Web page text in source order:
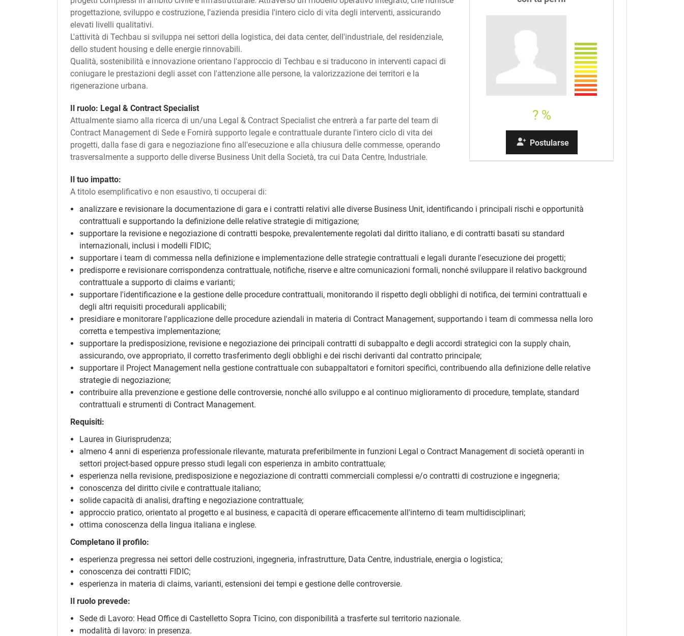
? %
Postularse
progettazione, sviluppo e costruzione, l'azienda presidia l'intero ciclo di vita degli interventi, assicurando
elevati livelli qualitativi.
L'attività di Techbau si sviluppa nei settori della logistica, dei data center, dell'industriale, del residenziale,
dello student housing e delle energie rinnovabili.
Qualità, sostenibilità e innovazione orientano l'approccio di Techbau e si traducono in interventi capaci di
coniugare le prestazioni degli asset con l'attenzione alle persone, la valorizzazione dei territori e la
rigenerazione urbana.
Il ruolo: Legal & Contract Specialist
Attualmente siamo alla ricerca di un/una Legal & Contract Specialist che entrerà a far parte del team di
Contract Management di Sede e Fornirà supporto legale e contrattuale durante l'intero ciclo di vita dei
progetti, dalla fase di gara e negoziazione fino all'esecuzione e alla chiusura delle commesse, operando
trasversalmente a supporto delle diverse Business Unit della Società, tra cui Data Centre, Industriale.
Il tuo impatto:
A titolo esemplificativo e non esaustivo, ti occuperai di:
analizzare e revisionare la documentazione di gara e i contratti relativi alle diverse Business Unit, identificando i principali rischi e opportunità
contrattuali e supportando la definizione delle relative strategie di mitigazione;
supportare la revisione e negoziazione di contratti bespoke, prevalentemente regolati dal diritto italiano, e di contratti basati su standard
internazionali, inclusi i modelli FIDIC;
supportare i team di commessa nella definizione e implementazione delle strategie contrattuali e legali durante l'esecuzione dei progetti;
predisporre e revisionare corrispondenza contrattuale, notifiche, riserve e altre comunicazioni formali, nonché sviluppare il relativo background
contrattuale a supporto di claims e varianti;
supportare l'identificazione e la gestione delle procedure contrattuali, monitorando il rispetto degli obblighi di notifica, dei termini contrattuali e
degli altri requisiti procedurali applicabili;
presidiare e monitorare l'applicazione delle procedure aziendali in materia di Contract Management, supportando i team di commessa nella loro
corretta e tempestiva implementazione;
supportare la predisposizione, revisione e negoziazione dei principali contratti di subappalto e degli accordi strategici con la supply chain,
assicurando, ove appropriato, il corretto trasferimento degli obblighi e dei rischi derivanti dal contratto principale;
supportare il Project Management nella gestione contrattuale con subappaltatori e fornitori specifici, contribuendo alla definizione delle relative
strategie di negoziazione;
contribuire alla prevenzione e gestione delle controversie, nonché allo sviluppo e al continuo miglioramento di procedure, template, standard
contrattuali e strumenti di Contract Management.
Requisiti:
Laurea in Giurisprudenza;
almeno 4 anni di esperienza professionale rilevante, maturata preferibilmente in funzioni Legal o Contract Management di società operanti in
settori project-based oppure presso studi legali con esperienza in ambito contrattuale;
esperienza nella revisione, predisposizione e negoziazione di contratti commerciali complessi e/o contratti di costruzione e ingegneria;
conoscenza del diritto civile e contrattuale italiano;
solide capacità di analisi, drafting e negoziazione contrattuale;
approccio pratico, orientato al progetto e al business, e capacità di operare efficacemente all'interno di team multidisciplinari;
ottima conoscenza della lingua italiana e inglese.
Completano il profilo:
esperienza pregressa nei settori delle costruzioni, ingegneria, infrastrutture, Data Centre, industriale, energia o logistica;
conoscenza dei contratti FIDIC;
esperienza in materia di claims, varianti, estensioni dei tempi e gestione delle controversie.
Il ruolo prevede:
Sede di Lavoro: Head Office di Castelletto Sopra Ticino, con disponibilità a trasferte sul territorio nazionale.
modalità di lavoro: in presenza.